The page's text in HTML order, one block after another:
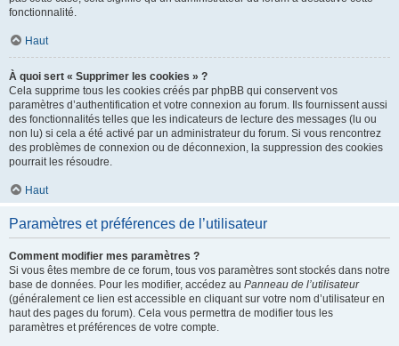
fonctionnalité.
Haut
À quoi sert « Supprimer les cookies » ?
Cela supprime tous les cookies créés par phpBB qui conservent vos
paramètres d’authentification et votre connexion au forum. Ils fournissent aussi
des fonctionnalités telles que les indicateurs de lecture des messages (lu ou
non lu) si cela a été activé par un administrateur du forum. Si vous rencontrez
des problèmes de connexion ou de déconnexion, la suppression des cookies
pourrait les résoudre.
Haut
Paramètres et préférences de l’utilisateur
Comment modifier mes paramètres ?
Si vous êtes membre de ce forum, tous vos paramètres sont stockés dans notre
base de données. Pour les modifier, accédez au Panneau de l’utilisateur
(généralement ce lien est accessible en cliquant sur votre nom d’utilisateur en
haut des pages du forum). Cela vous permettra de modifier tous les
paramètres et préférences de votre compte.